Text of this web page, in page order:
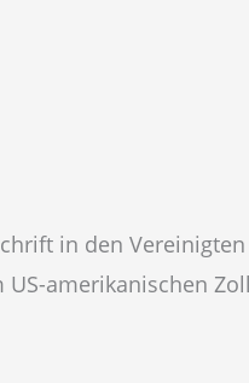
in den Vereinigten
amerikanischen Zoll